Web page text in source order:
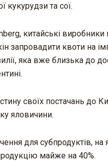
кукурудзи та сої.
китайські
квоти на
яка вже близька до
своїх постачань до
яловичини.
для субпродуктів, на
майже на 40%.